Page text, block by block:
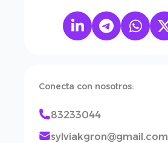
Conecta con nosotros:
83233044
sylviakgron@gmail.com